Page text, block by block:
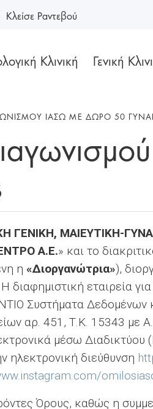
Κλινική Γενική
Κλείσε Ραντεβού
ΙΑΣΩ ΜΕ ΔΏΡΟ 50
ΓΕΝΙΚΗ, ΜΑΙΕΥΤΙΚΗ-
Α.Ε.» και το
η «Διοργανώτρια»),
διαφημιστική εταιρεία
Συστήματα Δεδομένων
αρ. 451, Τ.Κ. 15343
μέσω
ηλεκτρονική διεύθυνση
Όρους, καθώς η